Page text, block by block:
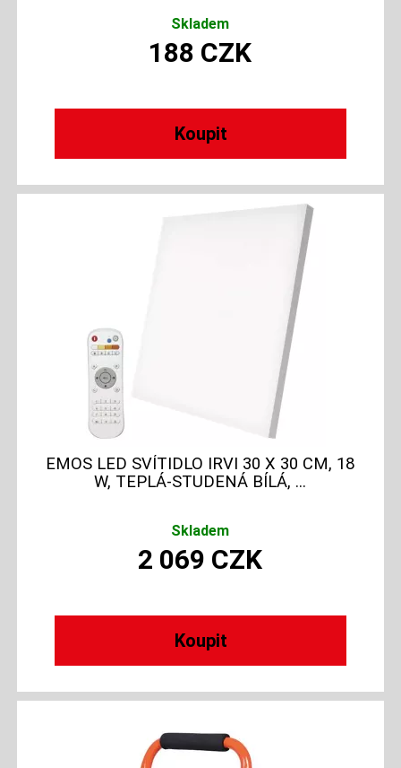
Skladem
188 CZK
EMOS LED SVÍTIDLO IRVI 30 X 30 CM, 18
W, TEPLÁ-STUDENÁ BÍLÁ, ...
Skladem
2 069 CZK